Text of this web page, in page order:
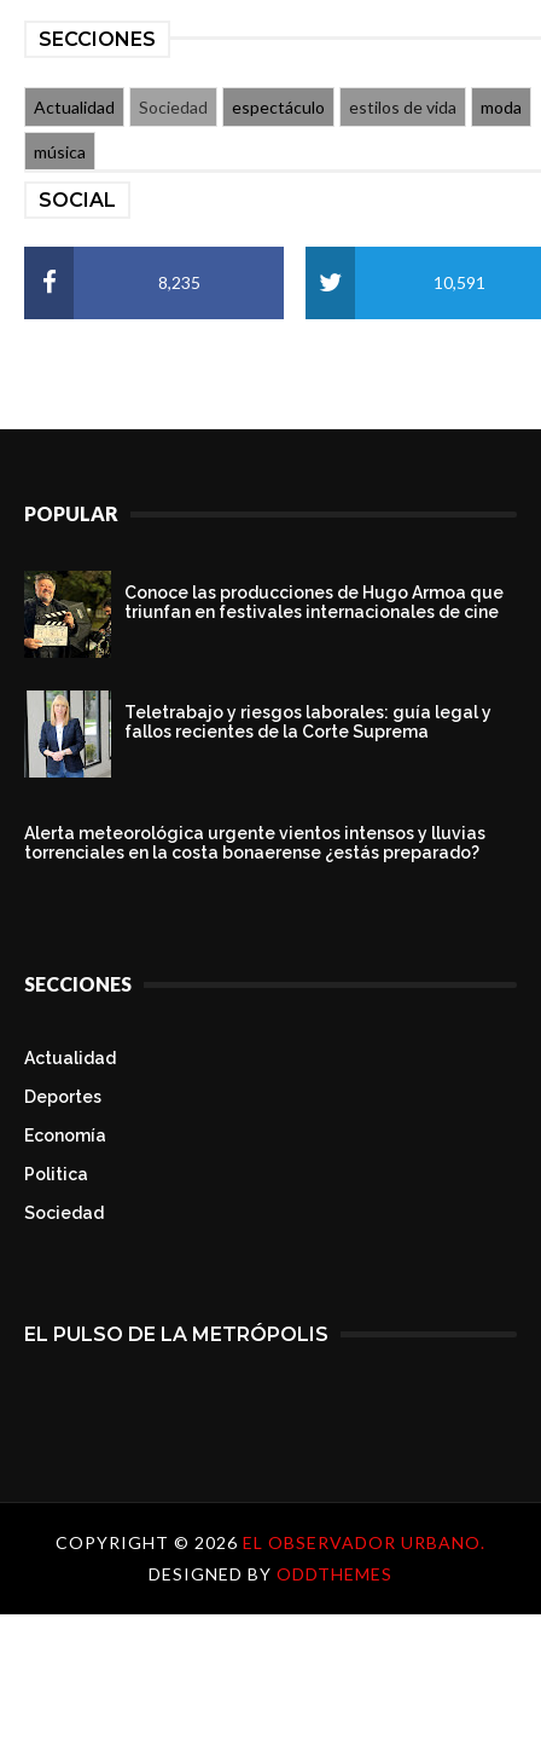
SECCIONES
Actualidad Sociedad espectáculo estilos de vida moda
música
SOCIAL
8,235 10,591
POPULAR
Conoce las producciones de Hugo Armoa que
triunfan en festivales internacionales de cine
Teletrabajo y riesgos laborales: guía legal y
fallos recientes de la Corte Suprema
Alerta meteorológica urgente vientos intensos y lluvias
torrenciales en la costa bonaerense ¿estás preparado?
SECCIONES
Actualidad
Deportes
Economía
Politica
Sociedad
EL PULSO DE LA METRÓPOLIS
COPYRIGHT © 2026 EL OBSERVADOR URBANO.
DESIGNED BY ODDTHEMES